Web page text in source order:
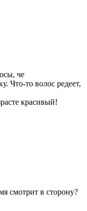
че
Что-то волос редеет,
красивый!
смотрит в сторону?